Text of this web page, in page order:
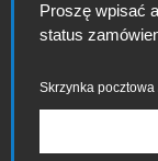
Proszę wpisać
status
Skrzynka pocztowa